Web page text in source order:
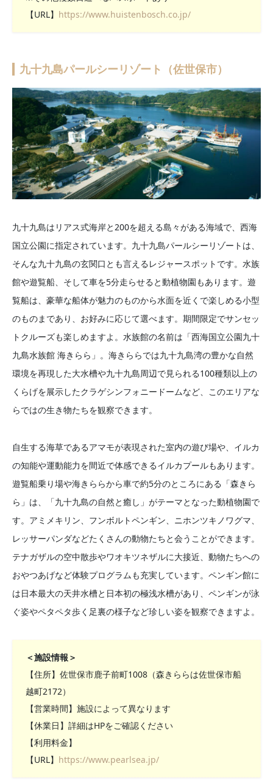
【URL】 https://www.huistenbosch.co.jp/
九十九島パールシーリゾート（佐世保市）
九十九島はリアス式海岸と200を超える島々がある海域で、西海
国立公園に指定されています。九十九島パールシーリゾートは、
そんな九十九島の玄関口とも言えるレジャースポットです。水族
館や遊覧船、そして車を5分走らせると動植物園もあります。遊
覧船は、豪華な船体が魅力のものから水面を近くで楽しめる小型
のものまであり、お好みに応じて選べます。期間限定でサンセッ
トクルーズも楽しめますよ。水族館の名前は「西海国立公園九十
九島水族館 海きらら」。海きららでは九十九島湾の豊かな自然
環境を再現した大水槽や九十九島周辺で見られる100種類以上の
くらげを展示したクラゲシンフォニードームなど、このエリアな
らではの生き物たちを観察できます。
自生する海草であるアマモが表現された室内の遊び場や、イルカ
の知能や運動能力を間近で体感できるイルカプールもあります。
遊覧船乗り場や海きららから車で約5分のところにある「森きら
ら」は、「九十九島の自然と癒し」がテーマとなった動植物園で
す。アミメキリン、フンボルトペンギン、ニホンツキノワグマ、
レッサーパンダなどたくさんの動物たちと会うことができます。
テナガザルの空中散歩やワオキツネザルに大接近、動物たちへの
おやつあげなど体験プログラムも充実しています。ペンギン館に
は日本最大の天井水槽と日本初の極浅水槽があり、ペンギンが泳
ぐ姿やペタペタ歩く足裏の様子など珍しい姿を観察できますよ。
＜施設情報＞
【住所】佐世保市鹿子前町1008（森きららは佐世保市船
越町2172）
【営業時間】施設によって異なります
【休業日】詳細はHPをご確認ください
【利用料金】
【URL】 https://www.pearlsea.jp/